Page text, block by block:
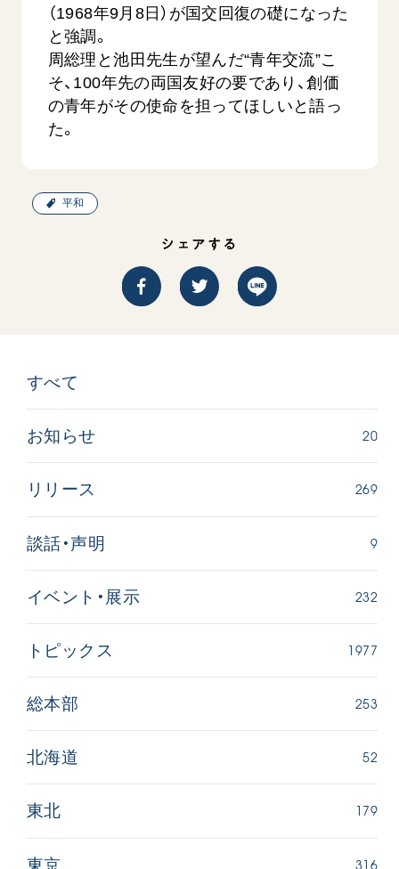
【被爆証言】母子で受け継ぐ「ナガサキの
（1968年9月8日）が国交回復の礎になった
と強調。
周総理と池田先生が望んだ“青年交流”こ
そ、100年先の両国友好の要であり、創価
の青年がその使命を担ってほしいと語っ
た。
平和
シェアする
すべて
お知らせ 20
リリース 269
談話・声明 9
イベント・展示 232
トピックス 1977
総本部 253
北海道 52
東北 179
東京 316